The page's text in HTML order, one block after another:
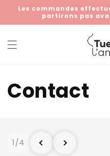
passer
contenu
Les commandes
partirons pas
Contact
1/4